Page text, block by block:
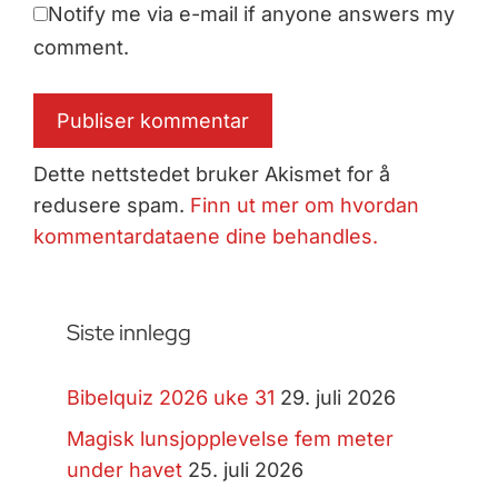
Notify me via e-mail if anyone answers my
comment.
Dette nettstedet bruker Akismet for å
redusere spam. Finn ut mer om hvordan
kommentardataene dine behandles.
Siste innlegg
Bibelquiz 2026 uke 31 29. juli 2026
Magisk lunsjopplevelse fem meter
under havet 25. juli 2026